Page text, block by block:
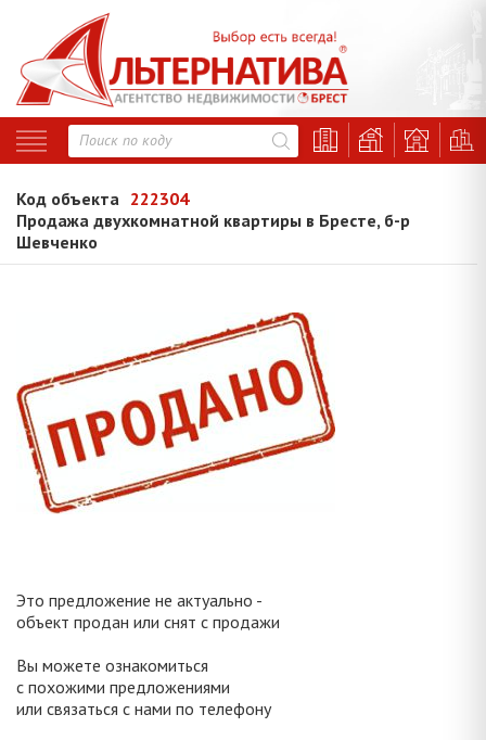
Код объекта 222304
Продажа двухкомнатной квартиры в Бресте, б-р
Шевченко
Это предложение не актуально -
объект продан или снят с продажи
Вы можете ознакомиться
с похожими предложениями
или связаться с нами по телефону